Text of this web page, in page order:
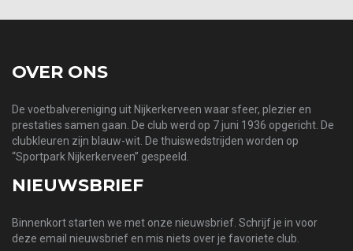
OVER ONS
De voetbalvereniging uit Nijkerkerveen waar sfeer, plezier en
prestaties samen gaan. De club werd op 7 juni 1936 opgericht. De
clubkleuren zijn blauw-wit. De thuiswedstrijden worden op
“Sportpark Nijkerkerveen” gespeeld.
NIEUWSBRIEF
Binnenkort starten we met onze nieuwsbrief. Schrijf je in voor
deze email nieuwsbrief en mis niets over je favoriete club.